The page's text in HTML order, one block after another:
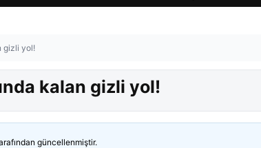
gizli yol!
kalan gizli yol!
güncellenmiştir.